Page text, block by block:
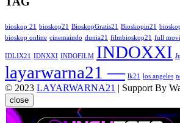
bioskop 21 bioskop21 BioskopGratis21 Bioskopin21
bioskop online cinemaindo dunia21 filmbioskop21 full
IDLIX21 IDNXXI INDOFILM INDOXXI
layarwarna21 — lk21 los angeles
© 2023 LAYARWARNA21 | Support By
close